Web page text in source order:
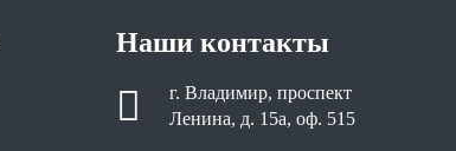
Наши контакты
г. Владимир, проспект
Ленина, д. 15а, оф. 515